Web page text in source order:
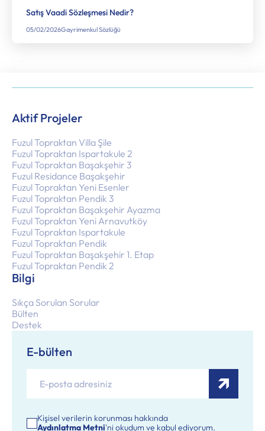
Satış Vaadi Sözleşmesi Nedir?
05/02/2026Gayrimenkul Sözlüğü
Aktif Projeler
Fuzul Topraktan Villa Şile
Fuzul Topraktan Ispartakule 2
Fuzul Topraktan Başakşehir 3
Fuzul Residance Başakşehir
Fuzul Topraktan Yeni Esenler
Fuzul Topraktan Pendik 3
Fuzul Topraktan Başakşehir Ayazma
Fuzul Topraktan Yeni Arnavutköy
Fuzul Topraktan Ispartakule
Fuzul Topraktan Pendik
Fuzul Topraktan Başakşehir 1. Etap
Fuzul Topraktan Pendik 2
Bilgi
Sıkça Sorulan Sorular
Bülten
Destek
E-bülten
Kişisel verilerin korunması hakkında
Aydınlatma Metni'ni okudum ve kabul ediyorum.